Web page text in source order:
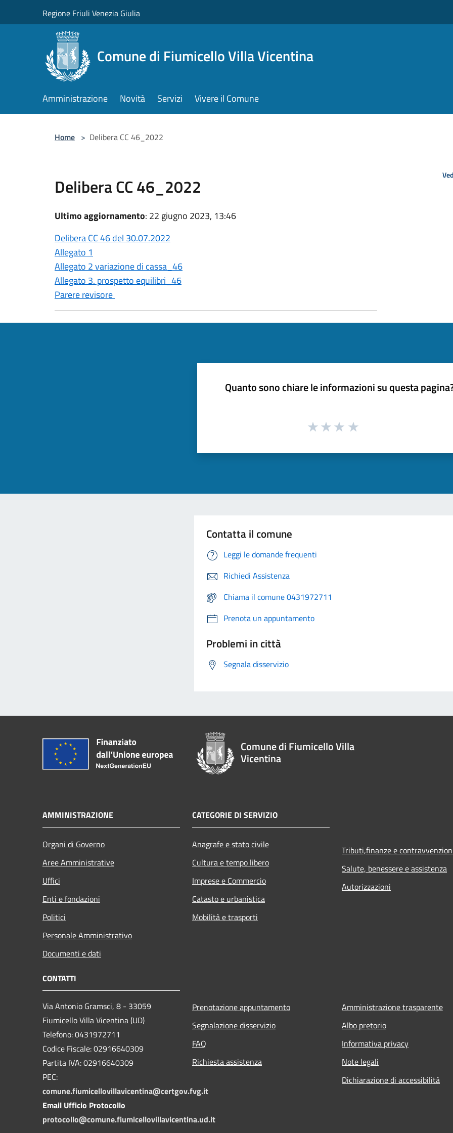
Regione Friuli Venezia Giulia
Comune di Fiumicello Villa Vicentina
Amministrazione Novità Servizi Vivere il Comune
Home > Delibera CC 46_2022
Delibera CC 46_2022
Ultimo aggiornamento: 22 giugno 2023, 13:46
Delibera CC 46 del 30.07.2022
Allegato 1
Allegato 2 variazione di cassa_46
Allegato 3. prospetto equilibri_46
Parere revisore
Quanto sono chiare le informazioni su questa
Contatta il comune
Leggi le domande frequenti
Richiedi Assistenza
Chiama il comune 0431972711
Prenota un appuntamento
Problemi in città
Segnala disservizio
Comune di Fiumicello Villa
Vicentina
AMMINISTRAZIONE
Organi di Governo
Aree Amministrative
Uffici
Enti e fondazioni
Politici
Personale Amministrativo
Documenti e dati
CATEGORIE DI SERVIZIO
Anagrafe e stato civile
Cultura e tempo libero
Imprese e Commercio
Catasto e urbanistica
Mobilità e trasporti
Tributi,finanze e
Salute, benessere e assistenza
Autorizzazioni
CONTATTI
Via Antonio Gramsci, 8 - 33059
Fiumicello Villa Vicentina (UD)
Telefono: 0431972711
Codice Fiscale: 02916640309
Partita IVA: 02916640309
PEC:
comune.fiumicellovillavicentina@certgov.fvg.it
Email Ufficio Protocollo
protocollo@comune.fiumicellovillavicentina.ud.it
Prenotazione appuntamento
Segnalazione disservizio
FAQ
Richiesta assistenza
Amministrazione trasparente
Albo pretorio
Informativa privacy
Note legali
Dichiarazione di accessibilità